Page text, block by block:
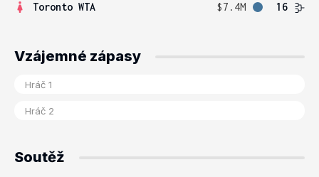
Toronto WTA
$7.4M 16
Vzájemné zápasy
Soutěž